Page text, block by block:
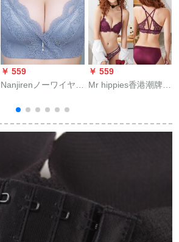
￥ 559
Nanjirenノーワイヤブ
な胸に寄せられてい
ます。調整型ブラコ
ブレク副乳セクシー
セナーナーナーナー
ナーネリング青(単
品)70 A/32
￥ 559
Mr hippies香港潮牌
ブレザー·セクシ調整